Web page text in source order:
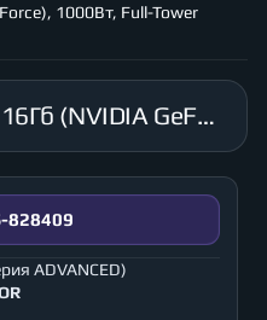
1000Вт, Full-Tower
Компьютер GANSOR-828409 Intel i9-14900K 3.2 ГГц, Z790, 128Гб DDR5 6000 МГц, SSD M.2 500Гб, HDD 4Тб, RTX 4080 16Гб (NVIDIA GeForce), 1000Вт, Full-Tower (Серия ADVANCED)
828409
ADVANCED)